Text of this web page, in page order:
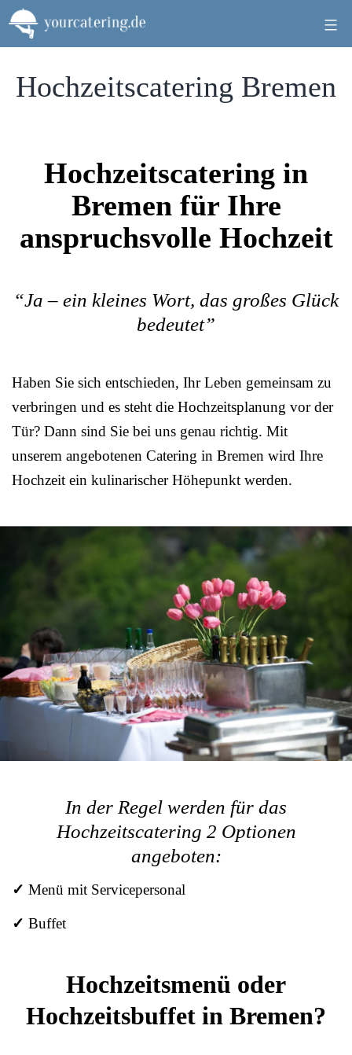
Zum
Inhalt
springen
Hochzeitscatering Bremen
Hochzeitscatering in
Bremen für Ihre
anspruchsvolle Hochzeit
“Ja – ein kleines Wort, das großes Glück
bedeutet”
Haben Sie sich entschieden, Ihr Leben gemeinsam zu
verbringen und es steht die Hochzeitsplanung vor der
Tür? Dann sind Sie bei uns genau richtig. Mit
unserem angebotenen Catering in Bremen wird Ihre
Hochzeit ein kulinarischer Höhepunkt werden.
In der Regel werden für das
Hochzeitscatering 2 Optionen
angeboten:
✓ Menü mit Servicepersonal
✓ Buffet
Hochzeitsmenü oder
Hochzeitsbuffet in Bremen?